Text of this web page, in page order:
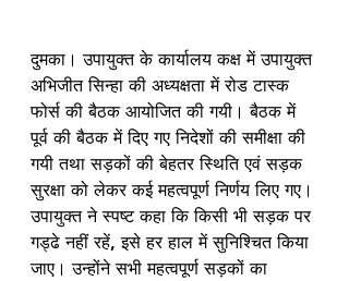
दुमका। उपायुक्त के कार्यालय कक्ष में उपायुक्त
अभिजीत सिन्हा की अध्यक्षता में रोड टास्क
फोर्स की बैठक आयोजित की गयी। बैठक में
पूर्व की बैठक में दिए गए निदेशों की समीक्षा की
गयी तथा सड़कों की बेहतर स्थिति एवं सड़क
सुरक्षा को लेकर कई महत्वपूर्ण निर्णय लिए गए।
उपायुक्त ने स्पष्ट कहा कि किसी भी सड़क पर
गड्ढे नहीं रहें, इसे हर हाल में सुनिश्चित किया
जाए। उन्होंने सभी महत्वपूर्ण सड़कों का